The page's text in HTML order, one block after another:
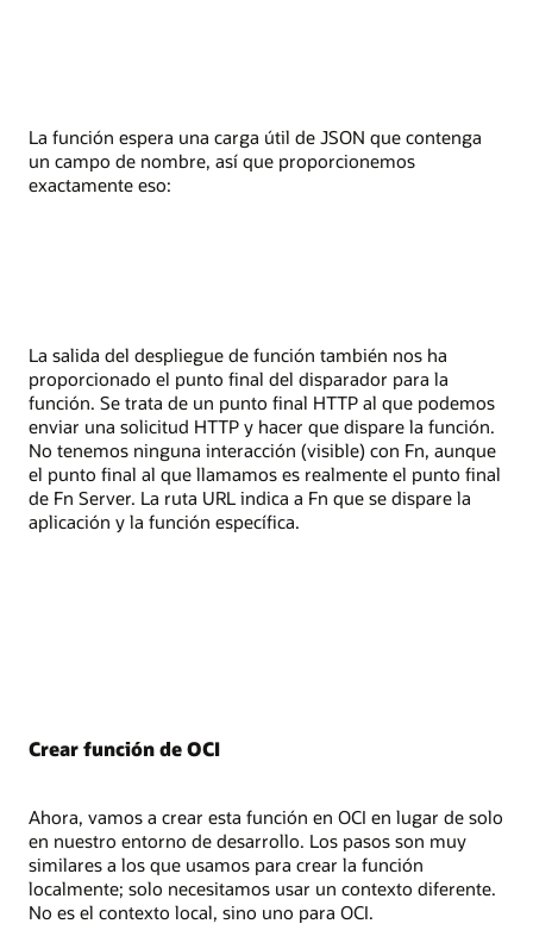
La función espera una carga útil de JSON que contenga
un campo de nombre, así que proporcionemos
exactamente eso:
La salida del despliegue de función también nos ha
proporcionado el punto final del disparador para la
función. Se trata de un punto final HTTP al que podemos
enviar una solicitud HTTP y hacer que dispare la función.
No tenemos ninguna interacción (visible) con Fn, aunque
el punto final al que llamamos es realmente el punto final
de Fn Server. La ruta URL indica a Fn que se dispare la
aplicación y la función específica.
Crear función de OCI
Ahora, vamos a crear esta función en OCI en lugar de solo
en nuestro entorno de desarrollo. Los pasos son muy
similares a los que usamos para crear la función
localmente; solo necesitamos usar un contexto diferente.
No es el contexto local, sino uno para OCI.